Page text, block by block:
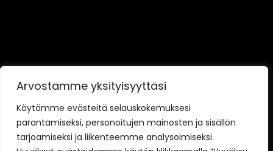
Arvostamme yksityisyyttäsi
Käytämme evästeitä selauskokemuksesi
parantamiseksi, personoitujen mainosten ja sisällön
tarjoamiseksi ja liikenteemme analysoimiseksi.
Saavutettavuusseloste
Tietosuojaseloste
Toimitusehdot